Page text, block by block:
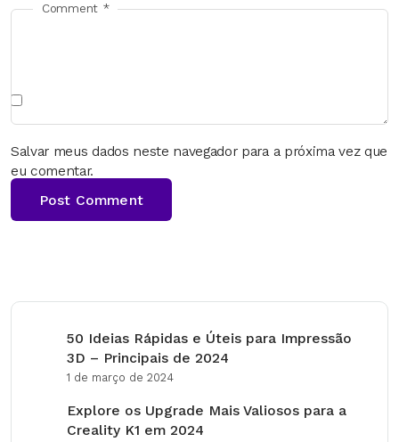
Salvar meus dados neste navegador para a próxima vez que
eu comentar.
Comment *
Post Comment
50 Ideias Rápidas e Úteis para Impressão
3D – Principais de 2024
1 de março de 2024
Explore os Upgrade Mais Valiosos para a
Creality K1 em 2024